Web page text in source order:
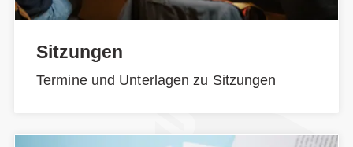
Sitzungen
Termine und Unterlagen zu Sitzungen